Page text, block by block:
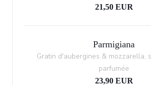
21,50 EUR
Parmigiana
Gratin d'aubergines & mozzarella,
parfumée
23,90 EUR